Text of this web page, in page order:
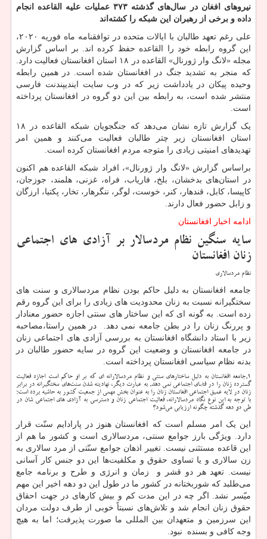
نیروهای افغان در سال‌های گذشته۳۷۳ عملیات علیه القاعده انجام
داده و برخی از رهبران این شبکه را کشته‌اند
علی رغم تعهد طالبان با ایالات متحده در توافقنامه ماه فوریه ۲۰۲۰،
این گروه رابطه خود را القاعده حفظ کرده اند. بر اساس گزارش
مجله «لانگ وار ژورنال» القاعده در ۱۸ استان افغانستان فعالیت دارد.
که منجر به تشدید جنگ در افغانستان شده است. در همین رابطه
وحیده پیکان در یادداشت زیر که در وب سایت ایندیپندنت فارسی
منتشر شده است، به رابطه بین این دو گروه در افغانستان پرداخته
است.
یک گزارش تازه نشان می‌دهد که جنگجویان شبکه القاعده در ۱۸
استان افغانستان زیر چتر طالبان فعالیت می‌کنند و همین امر
تهدیدهای امنیتی زیادی را متوجه مردم افغانستان کرده است.
براساس گزارش «لانگ وار ژورنال»، افراد شبکه القاعده هم اکنون
در استان‌های بدخشان، بلخ، فاریاب، فراه، غزنی، هلمند، جوزجان،
کاپیسا، کابل، قندهار، کنر، خوست، لوگر، ننگرهار، تخار، پکتیا، ارزگان
و زابل حضور فعال دارند.
ادامه اخبار افغانستان
سایه سنگین نظام مردسالار بر آزادی های اجتماعی
زنان افغانستان
نظام مردسالاری
جامعه افغانستان به دلیل حاکم بودن نظام مردسالاری و سنت های
سختگیرانه نسبت به زنان محدودیت های زیادی را برای این گروه رقم
زده است. به گونه ای که این ساختار های سنتی اجازه حضور معنادار
و پررنگ زنان را در بطن جامعه نمی دهد. در همین راستا،مصاحبه
زیر با استاد دانشگاه افغانستان به بررسی آزادی های اجتماعی زنان
در جامعه افغانستان و وضعیت این گروه در سایه حضور طالبان در
بدنه نظام سیاسی افغانستان پرداخته است.
۱.جامعه افغانستان به دلیل ساختارهای سنتی و نظام مردسالارانه ای که بر او حاکم است اجازه فعالیت
گسترده زنان را در فضای اجتماعی نمی دهد. به عبارت دیگر، نهادینه شدن سنت‌های سختگیرانه در برابر
زنان در لایه عمیق اجتماعی افغانستان زنان را به عنوان بخش مهمی از جمعیت کشور به حاشیه برده است؛
با توجه به این نوع نگاه مردسالارانه، فعالیت اجتماعی زنان و دسترسی به آزادی های اجتماعی شان در
طی دو دهه گذشته چگونه ارزیابی می‌شود؟
این یک امر مسلم است که افغانستان هنوز در پارادایم سنّت قرار
دارد. ویژگی بارز جوامع سنتی، مردسالاری است و کشور ما هم از
این قاعده مستثنی نیست. تغییر اذهان جوامع سنّتی از مرد سالاری به
زن سالاری و یا تساوی حقوق و مکلفیت‌ها این دو جنس کار آسانی
نیست. تعهد هر دو قشر و زمان و انرژی و طرح و برنامه جامع
می‌طلبد که شوربختانه در کشور ما در طول این دو دهه اخیر این مهم
میّسر نشد. اگر چه در این مدت کم و بیش کارهای در جهت احقاق
حقوق زنان انجام شد و تلاش‌های نسبتاً خوبی از طرف دولت مردان
این سرزمین و متعهدان بین المللی ما صورت پذیرفت؛ اما به هیچ
وجه کافی و بسنده نبود.